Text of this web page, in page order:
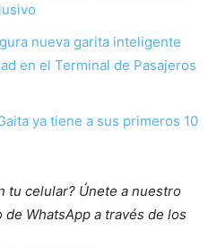
nueva garita inteligente
en el Terminal de Pasajeros
ya tiene a sus primeros 10
tu celular? Únete a nuestro
WhatsApp a través de los